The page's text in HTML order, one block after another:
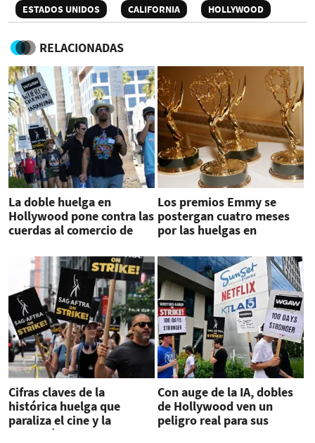
ESTADOS UNIDOS
CALIFORNIA HOLLYWOOD
RELACIONADAS
La doble huelga en
Hollywood pone contra las
cuerdas al comercio de
Los premios Emmy se
postergan cuatro meses
por las huelgas en
Cifras claves de la
histórica huelga que
paraliza el cine y la
televisión de EEUU
Con auge de la IA, dobles
de Hollywood ven un
peligro real para sus